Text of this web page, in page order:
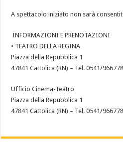
A spettacolo iniziato non sarà
INFORMAZIONI E PRENOTAZIONI
• TEATRO DELLA REGINA
Piazza della Repubblica 1
47841 Cattolica (RN) – Tel. 0541/966778
Ufficio Cinema-Teatro
Piazza della Repubblica 1
47841 Cattolica (RN) – Tel. 0541/